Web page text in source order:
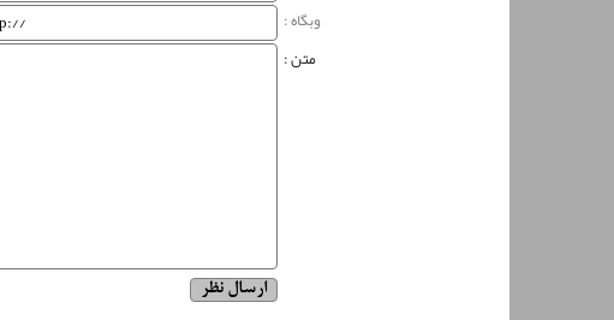
وبگاه‌ :
متن :